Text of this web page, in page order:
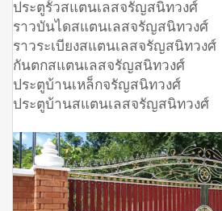
ประตูรั้วสแตนเลสจรัญสนิทวงศ์
ราวบันไดสแตนเลสจรัญสนิทวงศ์
ราวระเบียงสแตนเลสจรัญสนิทวงศ์
กันตกสแตนเลสจรัญสนิทวงศ์
ประตูบ้านเหล็กจรัญสนิทวงศ์
ประตูบ้านสแตนเลสจรัญสนิทวงศ์